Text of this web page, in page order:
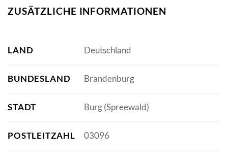
ZUSÄTZLICHE INFORMATIONEN
LAND Deutschland
BUNDESLAND Brandenburg
STADT Burg (Spreewald)
POSTLEITZAHL 03096